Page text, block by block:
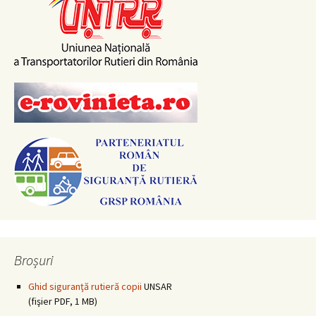
Broșuri
Ghid siguranţă rutieră copii UNSAR
(fişier PDF, 1 MB)